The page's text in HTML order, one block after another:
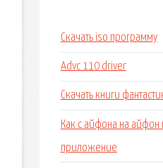
Скачать iso программу
Advc 110 driver
Скачать книги
Как с айфона на айфон
приложение